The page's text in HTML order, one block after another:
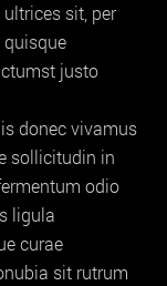
sit, per
justo
donec vivamus
sollicitudin in
odio
ligula
curae
sit rutrum